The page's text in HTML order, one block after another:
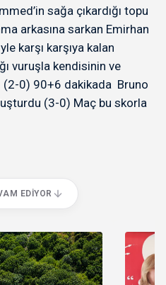
sağa çıkardığı topu
arkasına sarkan Emirhan
karşı karşıya kalan
vuruşla kendisinin ve
(2-0) 90+6 dakikada Bruno
(3-0) Maç bu skorla
EDIYOR